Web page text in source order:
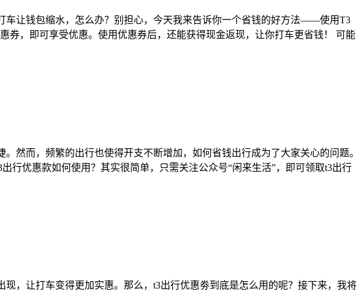
车让钱包缩水，怎么办？别担心，今天我来告诉你一个省钱的好方法——使用T3
券，即可享受优惠。使用优惠券后，还能获得现金返现，让你打车更省钱！ 可能
然而，频繁的出行也使得开支不断增加，如何省钱出行成为了大家关心的问题。
行优惠款如何使用？其实很简单，只需关注公众号“闲来生活”，即可领取t3出行
，让打车变得更加实惠。那么，t3出行优惠劵到底是怎么用的呢？接下来，我将